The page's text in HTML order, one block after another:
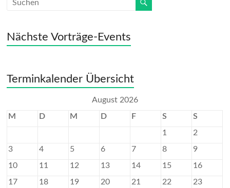
Nächste Vorträge-Events
Terminkalender Übersicht
August 2026
M
D M D F S
S
1
2
3
4 5 6 7 8
9
10
11 12 13 14 15
16
17
18 19 20 21 22
23